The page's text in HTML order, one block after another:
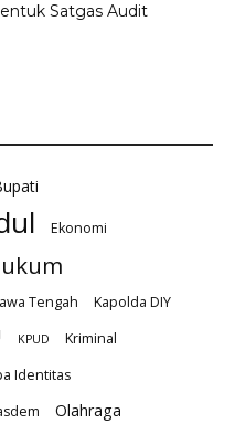
Satgas Audit
Ekonomi
Tengah
Kapolda DIY
KPUD
Kriminal
Identitas
Olahraga